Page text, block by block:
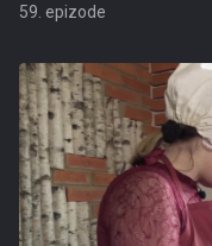
59. epizode